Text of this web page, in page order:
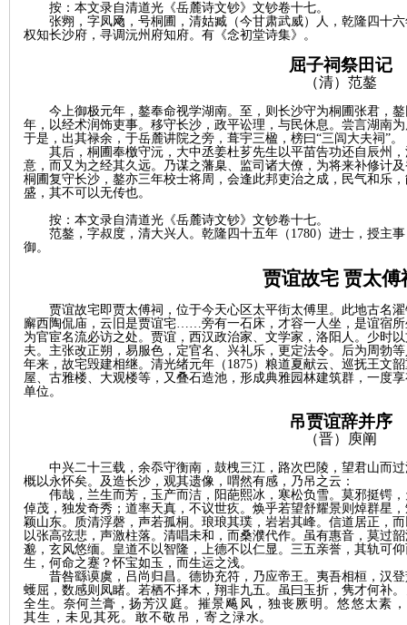
按：本文录自清道光《岳麓诗文钞》文钞卷十七。
张翙 ，字凤飏 ，号桐圃，清姑臧（今甘肃武威）人，乾隆四十
权知长沙府，寻调沅州府知府。 有《念初堂诗集》。
屈子祠祭田记
（清）范鏊
今上御极元年，鏊奉命视学湖南。至，则长沙守为桐圃张君，
年，以经术润饰吏事。移守长沙，政平讼理，与民休息。尝言湖南
于是，出其禄余，于岳麓讲院之旁，葺宇三楹，榜曰“三闾大夫祠”。
其后，桐圃奉檄守沅，大中丞姜杜芗先生以平苗告功还自辰州
意，而又为之经其久远。乃谋之藩臬、监司诸大僚，为将来补修计
桐圃复守长沙，鏊亦三年校士将周，会逢此邦吏治之成，民气和乐
盛，其不可以无传也。
按：本文录自清道光《岳麓诗文钞》文钞卷十七。
范鏊，字叔度，清大兴人。乾隆四十五年（ 1780）进士，授主
御。
贾谊故宅 贾太傅
贾谊故宅即贾太傅祠，位于今天心区太平街太傅里。此地古名
廨西陶侃庙，云旧是贾谊宅……旁有一石床，才容一人坐，是谊宿
为官宦名流必访之处。贾谊，西汉政治家、文学家，洛阳人。少时
夫。主张改正朔，易服色，定官名、兴礼乐，更定法令。后为周勃
年来，故宅毁建相继。清光绪元年（1875）粮道夏献云、巡抚王文
屋、古雅楼、大观楼等，又叠石造池，形成典雅园林建筑群，一度
单位。
吊贾谊辞并序
（晋）庾阐
中兴二十三载，余忝守衡南，鼓栧三江，路次巴陵，望君山而
概以永怀矣。及造长沙，观其遗像，喟然有感，乃吊之云：
伟哉，兰生而芳，玉产而洁，阳葩熙冰，寒松负雪。莫邪挺锷
倬茂，独发奇秀；道率天真，不议世疚。焕乎若望舒耀景则焯群星
颖山东。质清浮磬，声若孤桐。琅琅其璞，岩岩其峰。信道居正，
以张高弦悲，声激柱落。清唱未和，而桑濮代作。虽有惠音，莫过
邈，玄风悠缅。皇道不以智隆，上德不以仁显。三五亲誉，其轨可
生，何命之蹇？怀宝如玉，而生运之浅。
昔咎繇谟虞，吕尚归昌。德协充符，乃应帝王。夷吾相桓，汉
蠖屈，数感则凤睹。若栖不择木，翔非九五。虽曰玉折，隽才何补
全生。奈何兰膏，扬芳汉庭。摧景飚风，独丧厥明。悠悠太素
其生，未见其死。敢不敬吊，寄之渌水。